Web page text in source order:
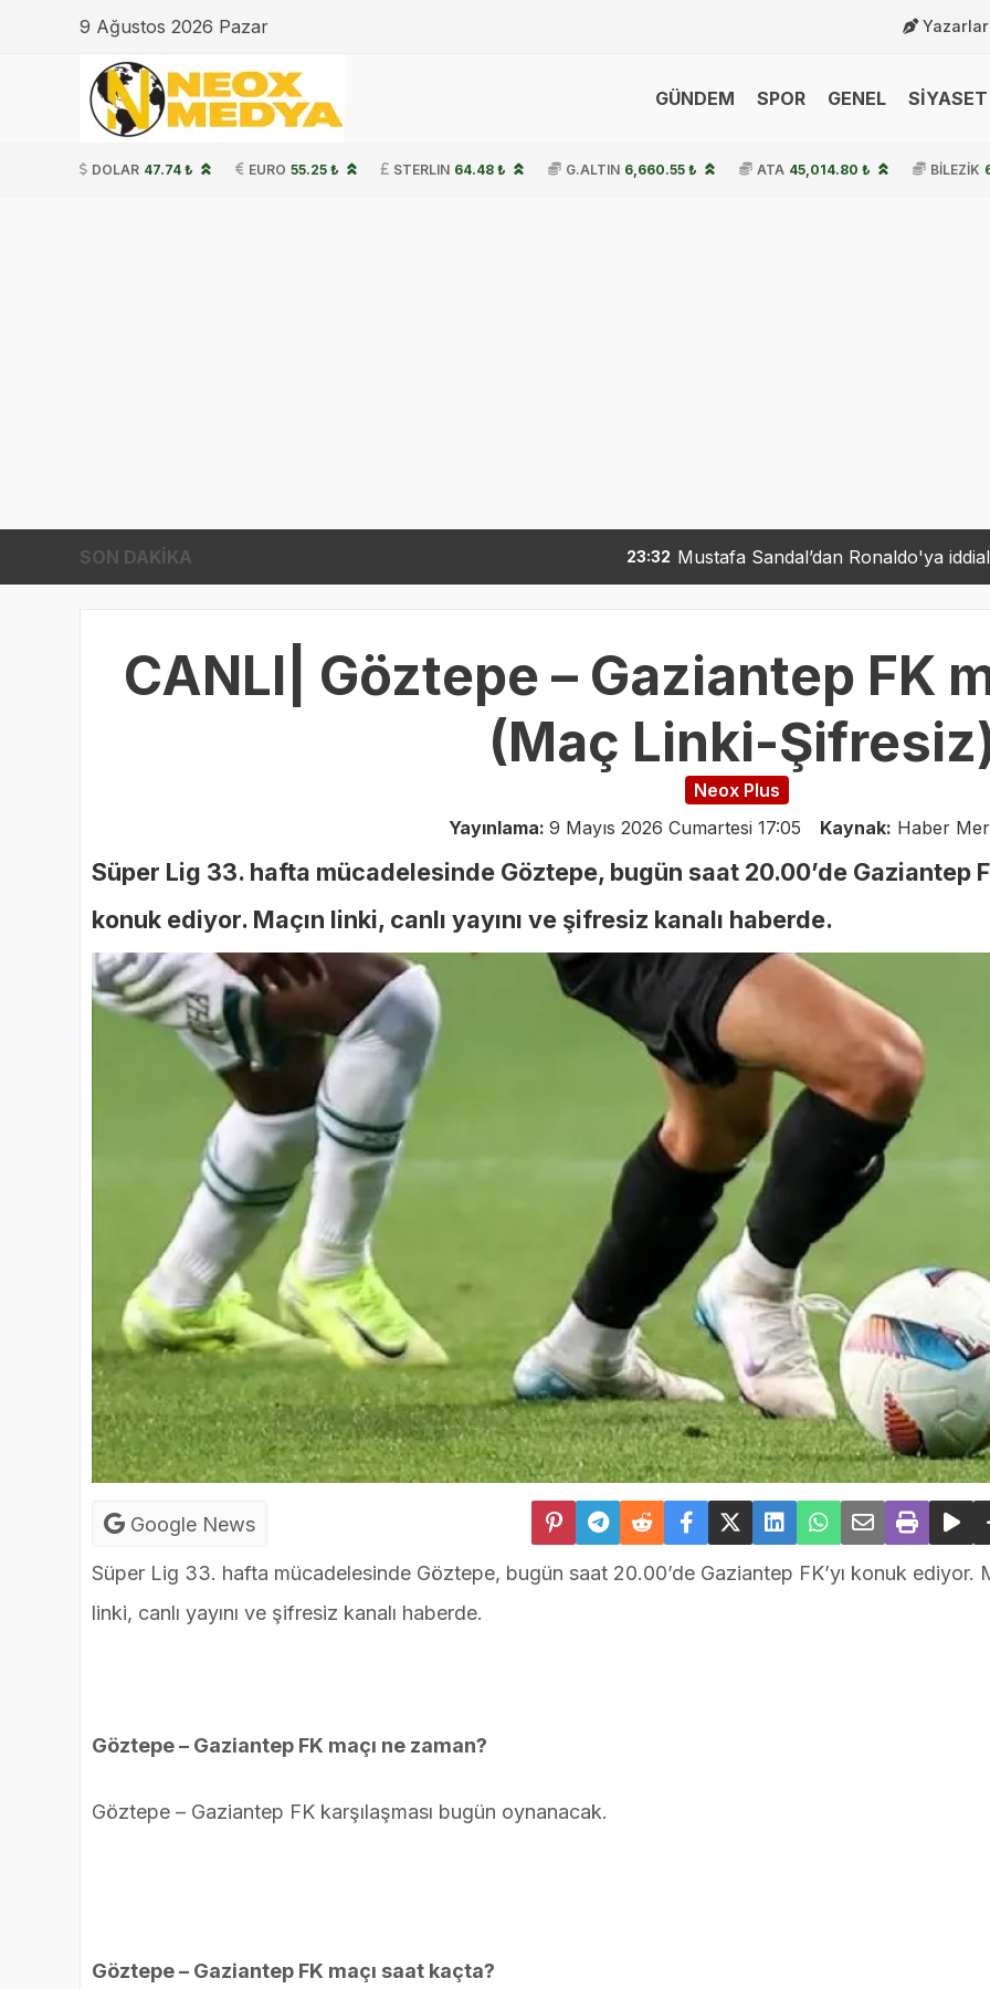
9 Ağustos 2026 Pazar Yazarlar
GÜNDEM SPOR GENEL
DOLAR 47.74 ₺ EURO 55.25 ₺ STERLIN 64.48 ₺ G.ALTIN 6,660.55 ₺ ATA 45,014.80 ₺ BİLEZİK
SON DAKİKA Mustafa Sandal’dan Ronaldo'ya iddialı gönderme!
CANLI| Göztepe – Gaziantep FK
(Maç Linki-
Neox Plus
Yayınlama: 9 Mayıs 2026 Cumartesi 17:05 Kaynak: Haber
Süper Lig 33. hafta mücadelesinde Göztepe, bugün saat 20.00’de Gaziantep
konuk ediyor. Maçın linki, canlı yayını ve şifresiz kanalı haberde.
Google News
Süper Lig 33. hafta mücadelesinde Göztepe, bugün saat 20.00’de Gaziantep FK’yı konuk ediyor.
linki, canlı yayını ve şifresiz kanalı haberde.
Göztepe – Gaziantep FK maçı ne zaman?
Göztepe – Gaziantep FK karşılaşması bugün oynanacak.
Göztepe – Gaziantep FK maçı saat kaçta?